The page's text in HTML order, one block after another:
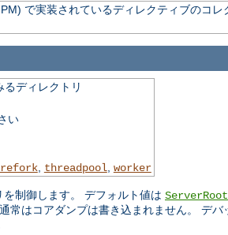
で実装されているディレクティブのコレ
ディレクトリ
い
, threadpool worker
制御します。 デフォルト値は ServerRoot
常はコアダンプは書き込まれません。 デ